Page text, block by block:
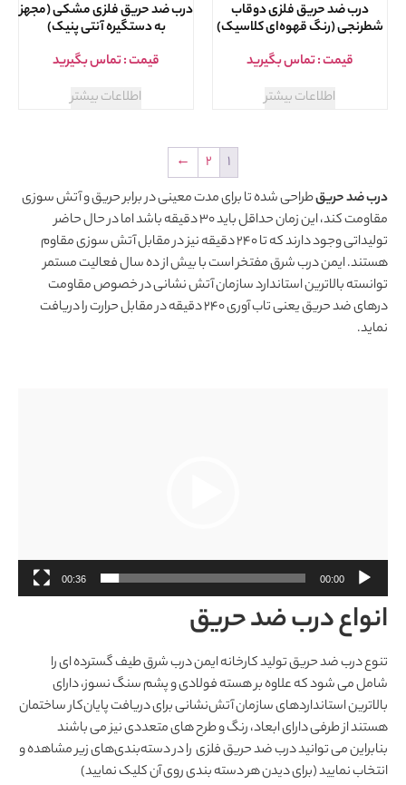
درب ضد حریق فلزی دوقاب
شطرنجی (رنگ قهوه‌ای کلاسیک)
قیمت : تماس بگیرید
اطلاعات بیشتر
درب ضد حریق فلزی مشکی (مجهز
به دستگیره آنتی پنیک)
قیمت : تماس بگیرید
اطلاعات بیشتر
1
2
←
درب ضد حریقطراحی شده تا برای مدت معینی در برابر حریق و آتش سوزی
مقاومت کند، این زمان حداقل باید 30 دقیقه باشد اما در حال حاضر
تولیداتی وجود دارند که تا 240 دقیقه نیز در مقابل آتش سوزی مقاوم
هستند. ایمن درب شرق مفتخر است با بیش از ده سال فعالیت مستمر
توانسته بالاترین استاندارد سازمان آتش نشانی در خصوص مقاومت
درهای ضد حریق یعنی تاب آوری 240 دقیقه در مقابل حرارت را دریافت
نماید.
00:00
00:36
انواع درب ضد حریق
تنوع درب ضد حریق تولید کارخانه ایمن درب شرق طیف گسترده ای را
شامل می شود که علاوه بر هسته فولادی و پشم سنگ نسوز، دارای
بالاترین استانداردهای سازمان آتش‌نشانی برای دریافت پایان‌کار ساختمان
هستند از طرفی دارای ابعاد، رنگ و طرح های متعددی نیز می باشند
بنابراین می توانید درب ضد حریق فلزی را در دسته‌بندی‌های زیر مشاهده و
انتخاب نمایید (برای دیدن هر دسته بندی روی آن کلیک نمایید)